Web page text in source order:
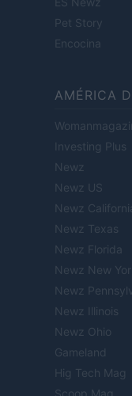
Pet Story
Encocina
AMÉRICA
Investing Plus
Newz
Newz US
Newz
Newz Texas
Newz Florida
Newz New
Newz
Newz Illinois
Newz Ohio
Gameland
Hig Tech Mag